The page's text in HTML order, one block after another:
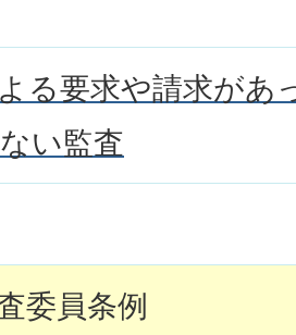
る要求や請求があ
い監査
委員条例